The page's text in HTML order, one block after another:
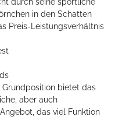
durch seine sportliche
in den Schatten
Preis-Leistungsverhältnis
Grundposition bietet das
aber auch
das viel Funktion